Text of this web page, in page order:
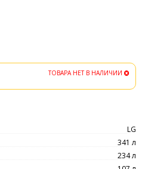
ТОВАРА НЕТ В НАЛИЧИИ
LG
341 л
234 л